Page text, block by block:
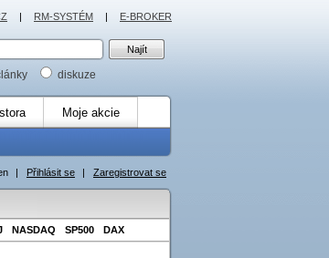
diskuze
Moje akcie
| Přihlásit se | Zaregistrovat se
NASDAQ SP500 DAX
| RM-SYSTÉM | E-BROKER